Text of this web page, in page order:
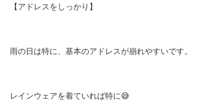
【アドレスをしっかり】
雨の日は特に、基本のアドレスが崩れやすいです。
レインウェアを着ていれば特に😅